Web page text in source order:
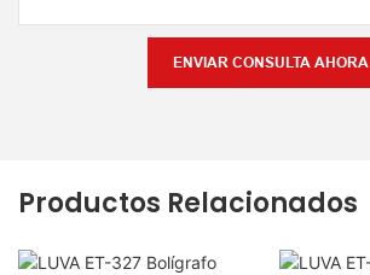
ENVIAR CONSULTA AHORA
Productos Relacionados